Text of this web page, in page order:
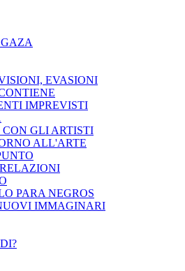
EVASIONI
IMPREVISTI
CON GLI ARTISTI
ALL'ARTE
PARA NEGROS
IMMAGINARI